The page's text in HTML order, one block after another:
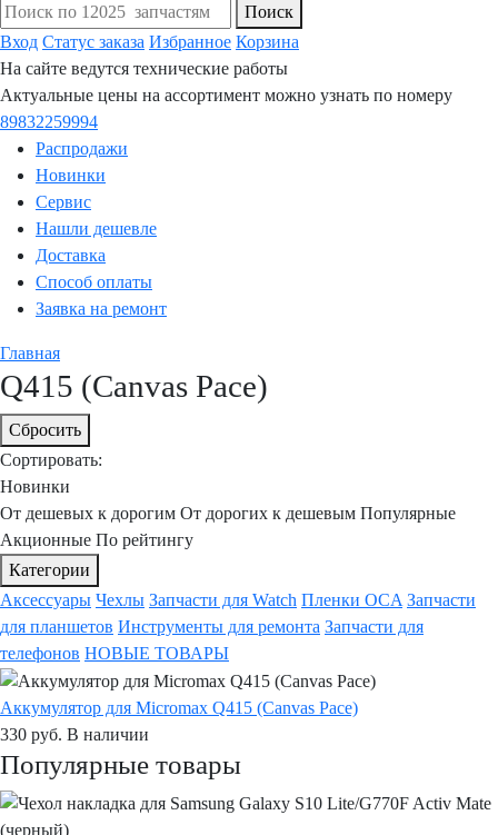
Поиск
Вход Статус заказа Избранное Корзина
На сайте ведутся технические работы
Актуальные цены на ассортимент можно узнать по номеру
89832259994
Распродажи
Новинки
Сервис
Нашли дешевле
Доставка
Способ оплаты
Заявка на ремонт
Главная
Q415 (Canvas Pace)
Сбросить
Сортировать:
Новинки
От дешевых к дорогим От дорогих к дешевым Популярные
Акционные По рейтингу
Категории
Аксессуары Чехлы Запчасти для Watch Пленки OCA Запчасти
для планшетов Инструменты для ремонта Запчасти для
телефонов НОВЫЕ ТОВАРЫ
Аккумулятор для Micromax Q415 (Canvas Pace)
330 руб. В наличии
Популярные товары